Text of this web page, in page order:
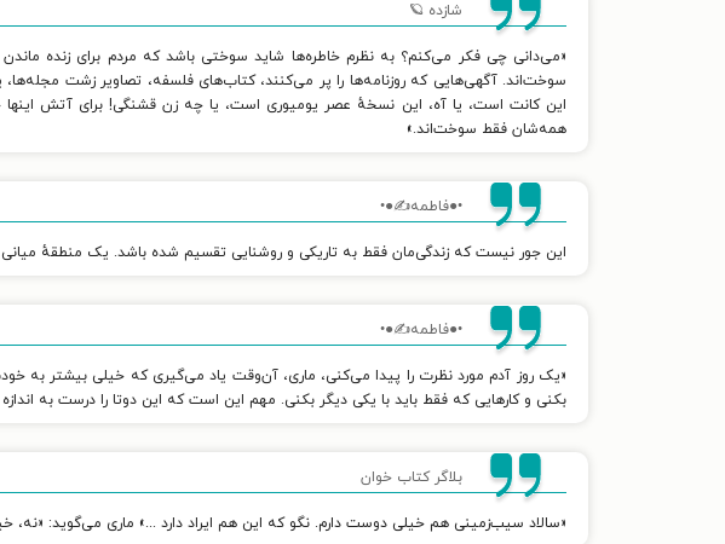
شازده 🪐
«می‌دانی چی فکر می‌کنم؟ به نظرم خاطره‌ها شاید سوختی باشد که مردم برای زنده
سوخت‌اند. آگهی‌هایی که روزنامه‌ها را پر می‌کنند، کتاب‌های فلسفه، تصاویر زشت
این کانت است، یا آه، این نسخهٔ عصر یومیوری است، یا چه زن قشنگی! برای آتش
همه‌شان فقط سوخت‌اند.»
•●فاطمه✍●•
این جور نیست که زندگی‌مان فقط به تاریکی و روشنایی تقسیم شده باشد. یک منطقهٔ
•●فاطمه✍●•
«یک روز آدم مورد نظرت را پیدا می‌کنی، ماری، آن‌وقت یاد می‌گیری که خیلی بیشتر به
بکنی و کارهایی که فقط باید با یکی دیگر بکنی. مهم این است که این دوتا را درست به
بلاگر کتاب خوان
«سالاد سیب‌زمینی هم خیلی دوست دارم. نگو که این هم ایراد دارد ...» ماری می‌گوید: «نه،